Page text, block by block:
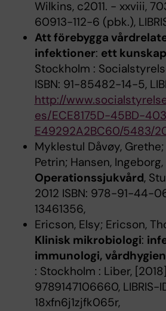
Wilkins, c2011. - xxviii,
60913-112-6 (pbk.),
Att förebygga
infektioner: ett
Stockholm :
ISBN: 91-85482-14-5,
http://
es/ECE8175D-45BD-
E49292A2BC60/5483/
Myklestul Dåvøy,
Petrin; Hansen, Ingeborg,
Operationssjukvård,
2012 ISBN: 978-91-44-
13461356,
Ericson, Elsy; Ericson,
Klinisk mikrobiologi:
immunologi, vårdhygien
: Stockholm : Liber,
9789147106660, LIBRIS-
18xfn6j1zjfk065r,